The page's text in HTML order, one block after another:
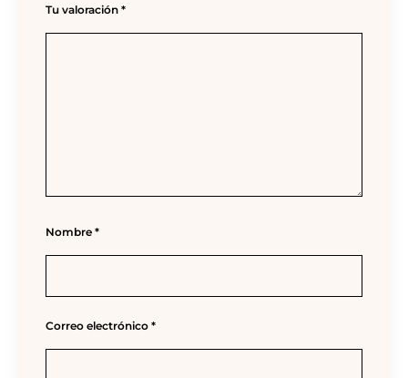
Tu valoración *
Nombre *
Correo electrónico *